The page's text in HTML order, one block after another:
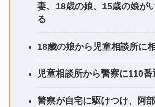
妻、18歳の娘、15歳の娘が
る
18歳の娘から児童相談所に
児童相談所から警察に110
警察が自宅に駆けつけ、阿